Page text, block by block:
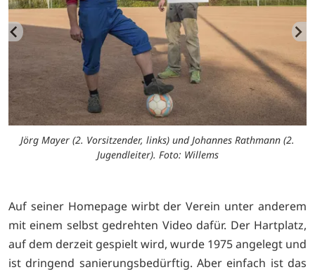
Jörg Mayer (2. Vorsitzender, links) und Johannes Rathmann (2.
Jugendleiter). Foto: Willems
Auf seiner Homepage wirbt der Verein unter anderem
mit einem selbst gedrehten Video dafür. Der Hartplatz,
auf dem derzeit gespielt wird, wurde 1975 angelegt und
ist dringend sanierungsbedürftig. Aber einfach ist das